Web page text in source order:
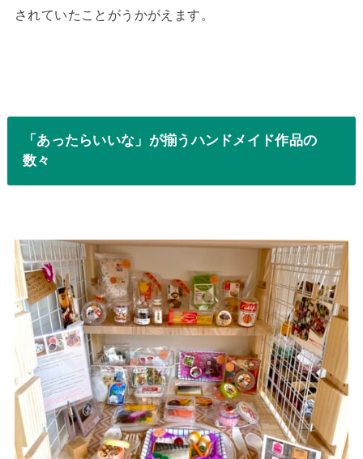
されていたことがうかがえます。
「あったらいいな」が揃うハンドメイド作品の
数々